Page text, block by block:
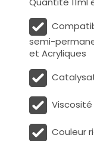
semi-
et Acryliques
Couleur